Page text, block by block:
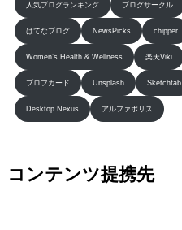
人気ブログランキング ブログサークル
はてなブログ NewsPicks chipper
Women’s Health & Wellness 楽天Viki
プロフカード Unsplash Sketchfab
Desktop Nexus アルファポリス
コンテンツ提携先